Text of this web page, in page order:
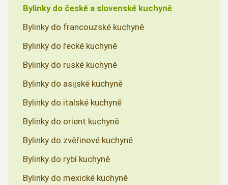
Bylinky do české a slovenské kuchyně
Bylinky do francouzské kuchyně
Bylinky do řecké kuchyně
Bylinky do ruské kuchyně
Bylinky do asijské kuchyně
Bylinky do italské kuchyně
Bylinky do orient kuchyně
Bylinky do zvěřinové kuchyně
Bylinky do rybí kuchyně
Bylinky do mexické kuchyně